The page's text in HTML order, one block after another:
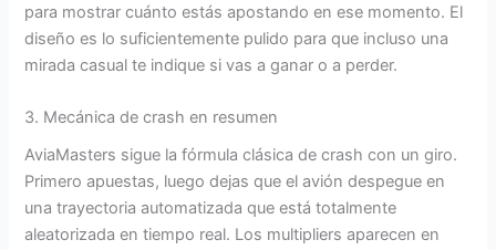
para mostrar cuánto estás apostando en ese momento. El
diseño es lo suficientemente pulido para que incluso una
mirada casual te indique si vas a ganar o a perder.
3. Mecánica de crash en resumen
AviaMasters sigue la fórmula clásica de crash con un giro.
Primero apuestas, luego dejas que el avión despegue en
una trayectoria automatizada que está totalmente
aleatorizada en tiempo real. Los multipliers aparecen en